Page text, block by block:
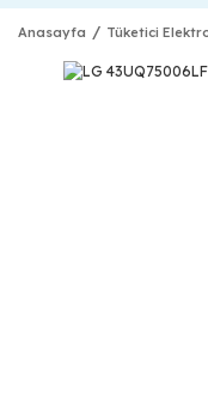
Anasayfa Tüketici